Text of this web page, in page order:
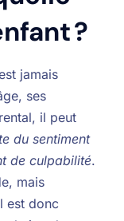
?
jamais
ses
il peut
du sentiment
de culpabilité.
mais
est donc